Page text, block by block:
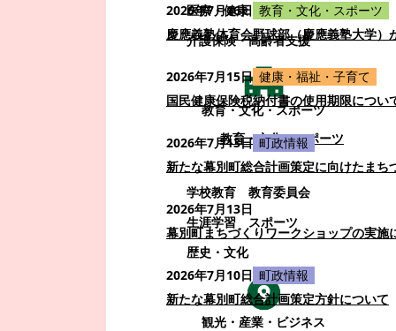
医療・健康
介護保険・高齢者支援
教育・文化・スポーツ
教育・文化・スポーツ
学校教育
教育委員会
生涯学習
スポーツ
歴史・文化
観光・産業・ビジネス
2026年7月16日 教育・文化・スポーツ
慶應義塾体育会野球部（慶應義塾大学）
2026年7月15日 健康・福祉・子育て
国民健康保険税納付書の使用期限につい
2026年7月13日 町政情報
新たな幕別町総合計画策定に向けたまち
2026年7月13日
幕別町まちづくりワークショップの実施
2026年7月10日 町政情報
新たな幕別町総合計画策定方針について